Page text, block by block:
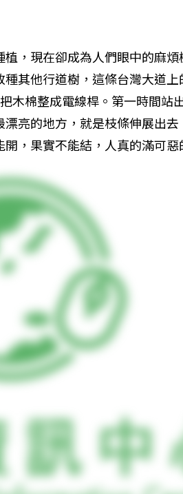
，現在卻成為人們眼中的麻
其他行道樹，這條台灣大道
木棉整成電線桿。第一時間站
亮的地方，就是枝條伸展出
，果實不能結，人真的滿可惡